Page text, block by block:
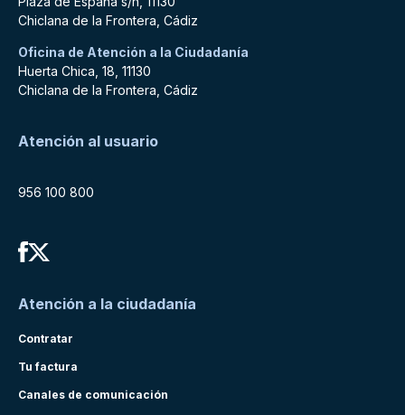
Chiclana de la Frontera, Cádiz
Oficina de Atención a la Ciudadanía
Huerta Chica, 18, 11130
Chiclana de la Frontera, Cádiz
Atención al usuario
956 100 800
Atención a la ciudadanía
Contratar
Tu factura
Canales de comunicación